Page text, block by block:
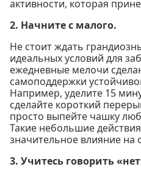
активности, которая
2. Начните с малого.
Не стоит ждать
идеальных условий для
ежедневные мелочи
самоподдержки
Например, уделите 15
сделайте короткий
просто выпейте чашку
Такие небольшие
значительное влияние на
3. Учитесь говорить